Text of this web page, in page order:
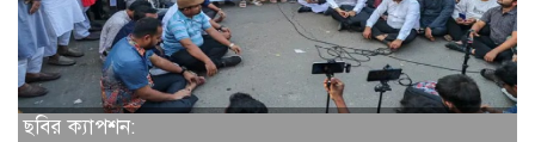
ছবির ক্যাপশন: